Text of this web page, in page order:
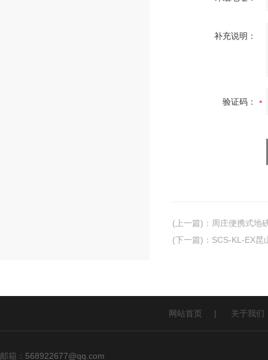
补充说明：
验证码：
(上一篇) ： 周庄便携式地
(下一篇) ： SCS-KL-EX昆
网站首页 | 关于我们
邮箱： 568922677@qq.com